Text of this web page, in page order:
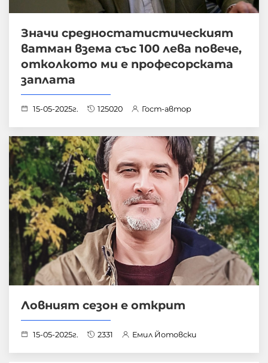
Значи средностатистическият
ватман взема със 100 лева повече,
отколкото ми е професорската
заплата
15-05-2025г. 125020 Гост-автор
Ловният сезон е открит
15-05-2025г. 2331 Емил Йотовски